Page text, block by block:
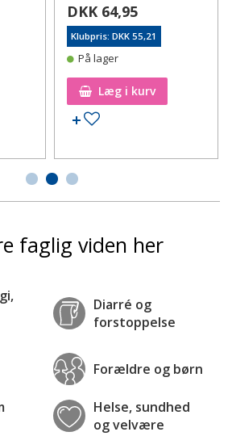
DKK 64,95
Klubpris: DKK 55,21
På lager
Læg i kurv
Tilføj til ønskeseddel
faglig viden her
Diarré og
forstoppelse
Forældre og børn
Helse, sundhed
og velvære